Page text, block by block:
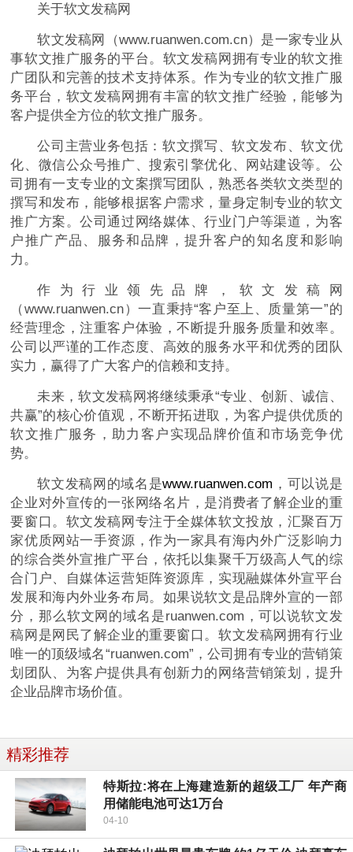
关于软文发稿网
软文发稿网（www.ruanwen.com.cn）是一家专业从
事软文推广服务的平台。软文发稿网拥有专业的软文推
广团队和完善的技术支持体系。作为专业的软文推广服
务平台，软文发稿网拥有丰富的软文推广经验，能够为
客户提供全方位的软文推广服务。
公司主营业务包括：软文撰写、软文发布、软文优
化、微信公众号推广、搜索引擎优化、网站建设等。公
司拥有一支专业的文案撰写团队，熟悉各类软文类型的
撰写和发布，能够根据客户需求，量身定制专业的软文
推广方案。公司通过网络媒体、行业门户等渠道，为客
户推广产品、服务和品牌，提升客户的知名度和影响
力。
作为行业领先品牌，软文发稿网
（www.ruanwen.cn）一直秉持“客户至上、质量第一”的
经营理念，注重客户体验，不断提升服务质量和效率。
公司以严谨的工作态度、高效的服务水平和优秀的团队
实力，赢得了广大客户的信赖和支持。
未来，软文发稿网将继续秉承“专业、创新、诚信、
共赢”的核心价值观，不断开拓进取，为客户提供优质的
软文推广服务，助力客户实现品牌价值和市场竞争优
势。
软文发稿网的域名是www.ruanwen.com ，可以说是
企业对外宣传的一张网络名片，是消费者了解企业的重
要窗口。软文发稿网专注于全媒体软文投放，汇聚百万
家优质网站一手资源，作为一家具有海内外广泛影响力
的综合类外宣推广平台，依托以集聚千万级高人气的综
合门户、自媒体运营矩阵资源库，实现融媒体外宣平台
发展和海内外业务布局。如果说软文是品牌外宣的一部
分，那么软文网的域名是ruanwen.com，可以说软文发
稿网是网民了解企业的重要窗口。软文发稿网拥有行业
唯一的顶级域名“ruanwen.com”，公司拥有专业的营销策
划团队、为客户提供具有创新力的网络营销策划，提升
企业品牌市场价值。
精彩推荐
特斯拉:将在上海建造新的超级工厂 年产商
用储能电池可达1万台
04-10